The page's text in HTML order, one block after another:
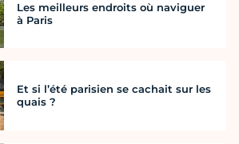
Les meilleurs endroits où naviguer
à Paris
Et si l’été parisien se cachait sur les
quais ?